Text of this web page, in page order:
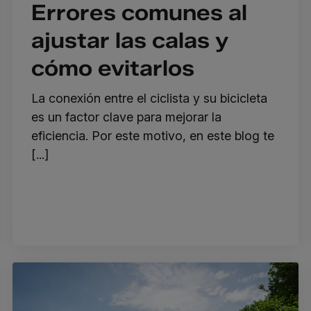
Errores comunes al
ajustar las calas y
cómo evitarlos
La conexión entre el ciclista y su bicicleta
es un factor clave para mejorar la
eficiencia. Por este motivo, en este blog te
[...]